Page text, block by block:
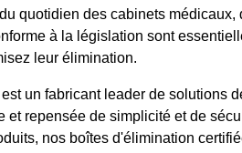
quotidien des cabinets
à la législation sont
leur élimination.
un fabricant leader de solutions
et repensée de simplicité et de
nos boîtes d'élimination